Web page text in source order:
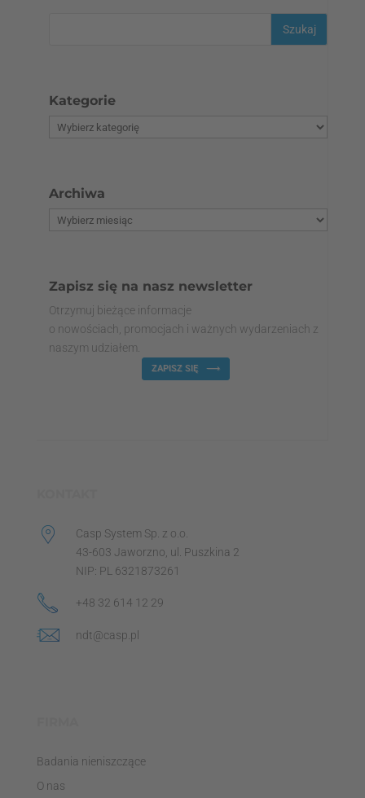
Kategorie
Archiwa
Zapisz się na nasz newsletter
Otrzymuj bieżące informacje
o nowościach, promocjach i ważnych wydarzeniach z
naszym udziałem.
ZAPISZ SIĘ
Casp System Sp. z o.o.
43-603 Jaworzno, ul. Puszkina 2
NIP: PL 6321873261
+48 32 614 12 29
ndt@casp.pl
Badania nieniszczące
O nas